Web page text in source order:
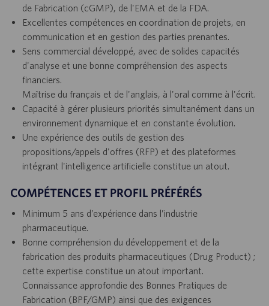
de Fabrication (cGMP), de l'EMA et de la FDA.
Excellentes compétences en coordination de projets, en
communication et en gestion des parties prenantes.
Sens commercial développé, avec de solides capacités
d'analyse et une bonne compréhension des aspects
financiers.
Maîtrise du français et de l'anglais, à l'oral comme à l'écrit.
Capacité à gérer plusieurs priorités simultanément dans un
environnement dynamique et en constante évolution.
Une expérience des outils de gestion des
propositions/appels d'offres (RFP) et des plateformes
intégrant l'intelligence artificielle constitue un atout.
COMPÉTENCES ET PROFIL PRÉFÉRÉS
Minimum 5 ans d’expérience dans l’industrie
pharmaceutique.
Bonne compréhension du développement et de la
fabrication des produits pharmaceutiques (Drug Product) ;
cette expertise constitue un atout important.
Connaissance approfondie des Bonnes Pratiques de
Fabrication (BPF/GMP) ainsi que des exigences